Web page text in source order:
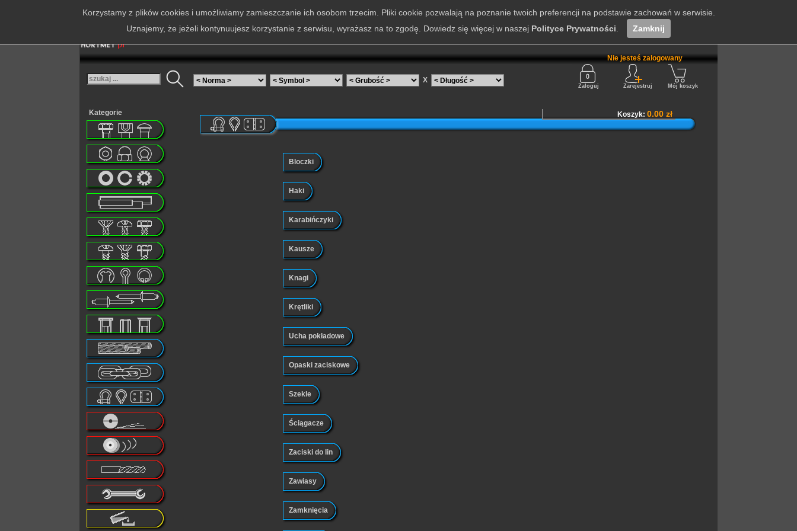
X
Nie jesteś zalogowany
Zaloguj Zarejestruj Mój koszyk
Kategorie
Bloczki
Haki
Karabińczyki
Kausze
Knagi
Krętliki
Ucha pokładowe
Opaski zaciskowe
Szekle
Ściągacze
Zaciski do lin
Zawiasy
Zamknięcia
Koszyk: 0.00 zł
Korzystamy z plików cookies i umożliwiamy zamieszczanie ich osobom trzecim. Pliki cookie pozwalają na poznanie twoich preferencji na podstawie zachowań w serwisie.
Uznajemy, że jeżeli kontynuujesz korzystanie z serwisu, wyrażasz na to zgodę. Dowiedz się więcej w naszej Polityce Prywatności Zamknij